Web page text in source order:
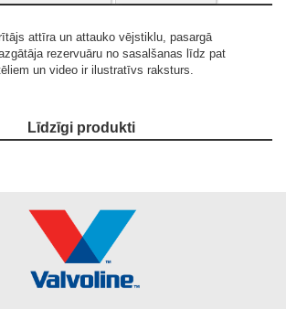
attīra un attauko vējstiklu, pasargā
rezervuāru no sasalšanas līdz pat
un video ir ilustratīvs raksturs.
Līdzīgi produkti